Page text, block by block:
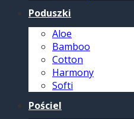
Poduszki
Aloe
Bamboo
Cotton
Harmony
Softi
Pościel